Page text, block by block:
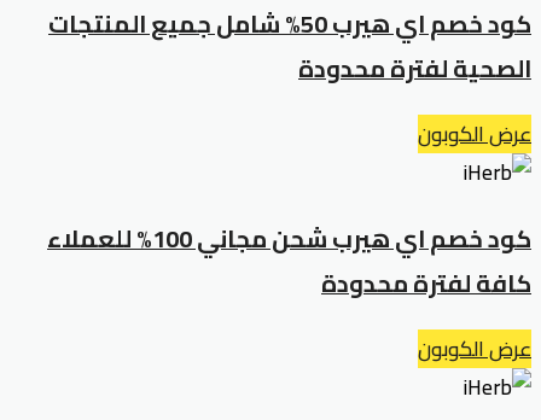
كود خصم اي هيرب 50% شامل جميع المنتجات
الصحية لفترة محدودة
عرض الكوبون
كود خصم اي هيرب شحن مجاني 100% للعملاء
كافة لفترة محدودة
عرض الكوبون